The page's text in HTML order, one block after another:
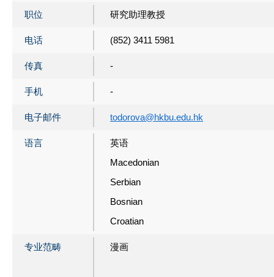
职位 研究助理教授
电话 (852) 3411 5981
传真 -
手机 -
电子邮件 todorova@hkbu.edu.hk
语言
英语
Macedonian
Serbian
Bosnian
Croatian
专业范畴 漫画